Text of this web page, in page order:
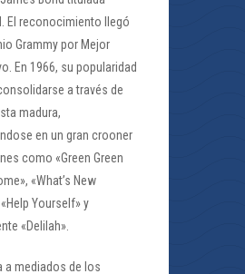
El reconocimiento llegó
Grammy por Mejor
En 1966, su popularidad
a través de
madura,
en un gran crooner
como «Green Green
«What’s New
Yourself» y
«Delilah».
a mediados de los